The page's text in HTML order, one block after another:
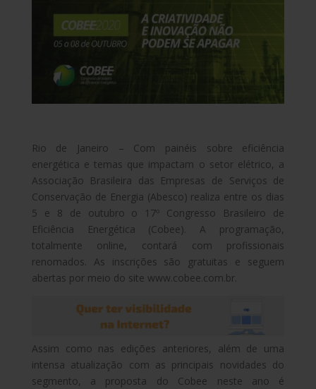
Rio de Janeiro – Com painéis sobre eficiência
energética e temas que impactam o setor elétrico, a
Associação Brasileira das Empresas de Serviços de
Conservação de Energia (Abesco) realiza entre os dias
5 e 8 de outubro o 17º Congresso Brasileiro de
Eficiência Energética (Cobee). A programação,
totalmente online, contará com profissionais
renomados. As inscrições são gratuitas e seguem
abertas por meio do site www.cobee.com.br.
Assim como nas edições anteriores, além de uma
intensa atualização com as principais novidades do
segmento, a proposta do Cobee neste ano é